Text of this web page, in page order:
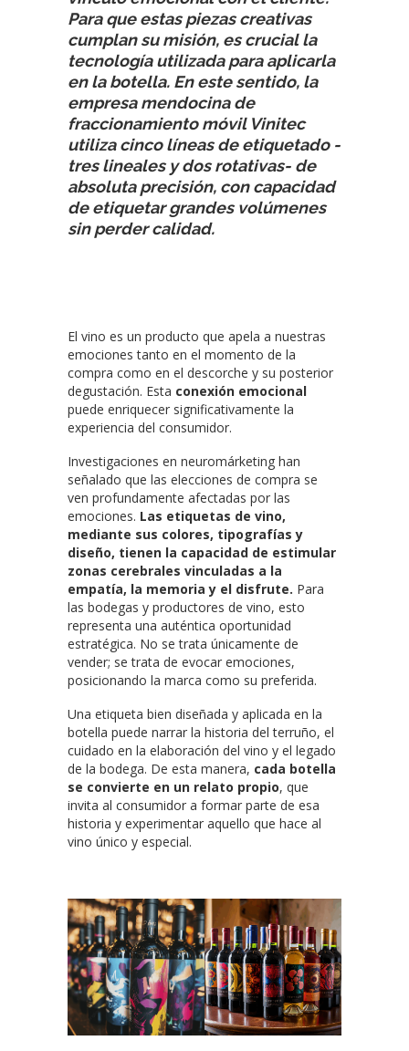
Para que estas piezas creativas
cumplan su misión, es crucial la
tecnología utilizada para aplicarla
en la botella. En este sentido, la
empresa mendocina de
fraccionamiento móvil Vinitec
utiliza cinco líneas de etiquetado -
tres lineales y dos rotativas- de
absoluta precisión, con capacidad
de etiquetar grandes volúmenes
sin perder calidad.
El vino es un producto que apela a nuestras
emociones tanto en el momento de la
compra como en el descorche y su posterior
degustación. Esta conexión emocional
puede enriquecer significativamente la
experiencia del consumidor.
Investigaciones en neuromárketing han
señalado que las elecciones de compra se
ven profundamente afectadas por las
emociones. Las etiquetas de vino,
mediante sus colores, tipografías y
diseño, tienen la capacidad de estimular
zonas cerebrales vinculadas a la
empatía, la memoria y el disfrute. Para
las bodegas y productores de vino, esto
representa una auténtica oportunidad
estratégica. No se trata únicamente de
vender; se trata de evocar emociones,
posicionando la marca como su preferida.
Una etiqueta bien diseñada y aplicada en la
botella puede narrar la historia del terruño, el
cuidado en la elaboración del vino y el legado
de la bodega. De esta manera, cada botella
se convierte en un relato propio, que
invita al consumidor a formar parte de esa
historia y experimentar aquello que hace al
vino único y especial.